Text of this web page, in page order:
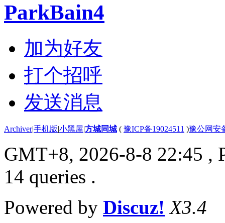
ParkBain4
加为好友
打个招呼
发送消息
Archiver|手机版|小黑屋|方城同城 ( 豫ICP备19024511 )豫公网安
GMT+8, 2026-8-8 22:45 ,
14 queries .
Powered by Discuz! X3.4